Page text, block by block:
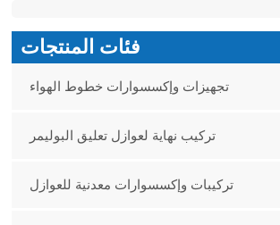
فئات المنتجات
تجهيزات وإكسسوارات خطوط الهواء
تركيب نهاية لعوازل تعليق البوليمر
تركيبات وإكسسوارات معدنية للعوازل